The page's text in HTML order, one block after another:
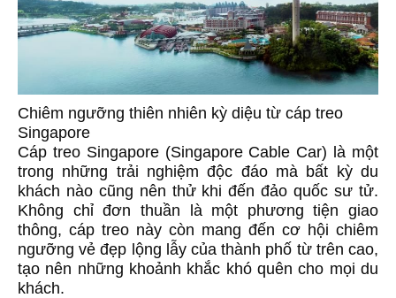
Chiêm ngưỡng thiên nhiên kỳ diệu từ cáp treo
Singapore
Cáp treo Singapore (Singapore Cable Car) là một
trong những trải nghiệm độc đáo mà bất kỳ du
khách nào cũng nên thử khi đến đảo quốc sư tử.
Không chỉ đơn thuần là một phương tiện giao
thông, cáp treo này còn mang đến cơ hội chiêm
ngưỡng vẻ đẹp lộng lẫy của thành phố từ trên cao,
tạo nên những khoảnh khắc khó quên cho mọi du
khách.